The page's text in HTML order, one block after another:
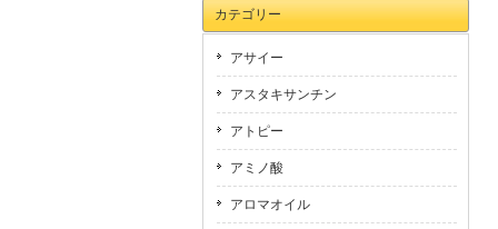
カテゴリー
アサイー
アスタキサンチン
アトピー
アミノ酸
アロマオイル